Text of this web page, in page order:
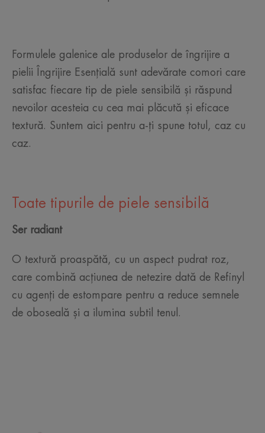
Formulele galenice ale produselor de îngrijire a
pielii Îngrijire Esențială sunt adevărate comori care
satisfac fiecare tip de piele sensibilă și răspund
nevoilor acesteia cu cea mai plăcută și eficace
textură. Suntem aici pentru a-ți spune totul, caz cu
caz.
Toate tipurile de piele sensibilă
Ser radiant
O textură proaspătă, cu un aspect pudrat roz,
care combină acțiunea de netezire dată de Refinyl
cu agenți de estompare pentru a reduce semnele
de oboseală și a ilumina subtil tenul.